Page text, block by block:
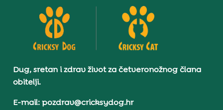
Dug, sretan i zdrav život za četveronožnog člana
obitelji.
E-mail: pozdrav@cricksydog.hr